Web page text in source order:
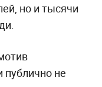
но и тысячи
публично не